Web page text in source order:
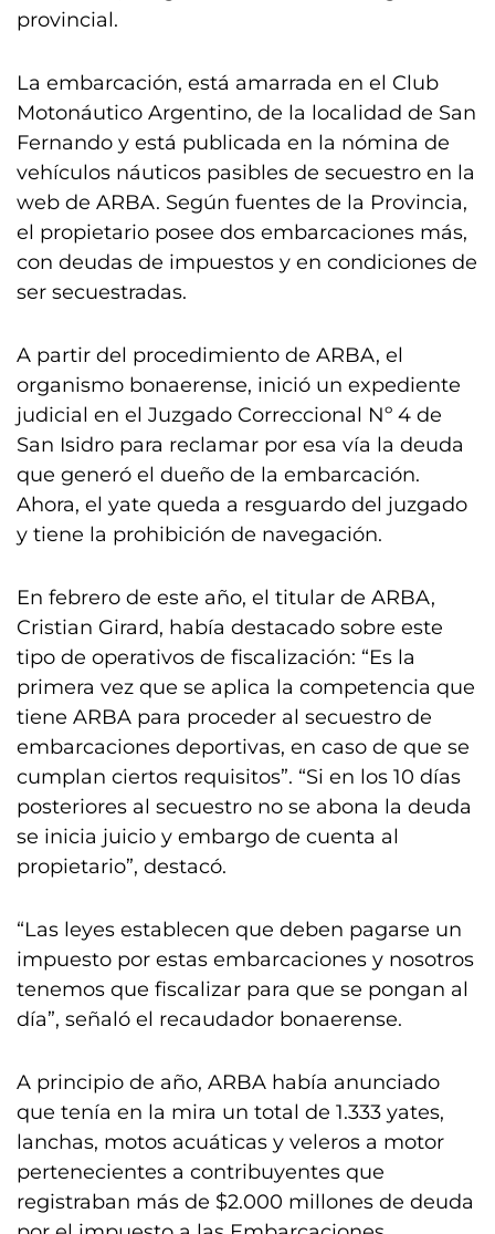
provincial.
La embarcación, está amarrada en el Club
Motonáutico Argentino, de la localidad de San
Fernando y está publicada en la nómina de
vehículos náuticos pasibles de secuestro en la
web de ARBA. Según fuentes de la Provincia,
el propietario posee dos embarcaciones más,
con deudas de impuestos y en condiciones de
ser secuestradas.
A partir del procedimiento de ARBA, el
organismo bonaerense, inició un expediente
judicial en el Juzgado Correccional Nº 4 de
San Isidro para reclamar por esa vía la deuda
que generó el dueño de la embarcación.
Ahora, el yate queda a resguardo del juzgado
y tiene la prohibición de navegación.
En febrero de este año, el titular de ARBA,
Cristian Girard, había destacado sobre este
tipo de operativos de fiscalización: “Es la
primera vez que se aplica la competencia que
tiene ARBA para proceder al secuestro de
embarcaciones deportivas, en caso de que se
cumplan ciertos requisitos”. “Si en los 10 días
posteriores al secuestro no se abona la deuda
se inicia juicio y embargo de cuenta al
propietario”, destacó.
“Las leyes establecen que deben pagarse un
impuesto por estas embarcaciones y nosotros
tenemos que fiscalizar para que se pongan al
día”, señaló el recaudador bonaerense.
A principio de año, ARBA había anunciado
que tenía en la mira un total de 1.333 yates,
lanchas, motos acuáticas y veleros a motor
pertenecientes a contribuyentes que
registraban más de $2.000 millones de deuda